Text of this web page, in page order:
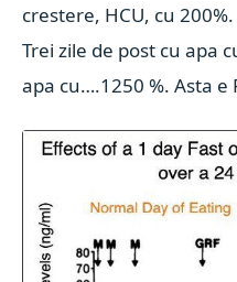
crestere, HCU, cu 200%.
Trei zile de post cu apa
apa cu….1250 %. Asta e